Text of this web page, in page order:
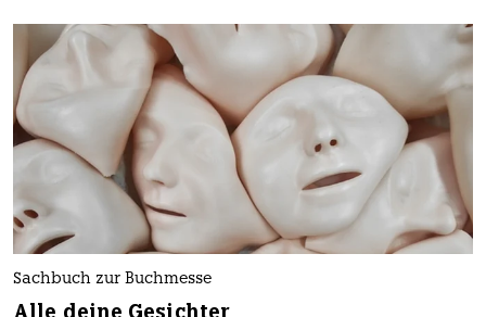
Sachbuch zur Buchmesse